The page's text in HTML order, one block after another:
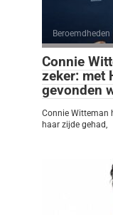
Beroemdheden
Connie
zeker: met
gevonden
Connie Witteman
haar zijde gehad,